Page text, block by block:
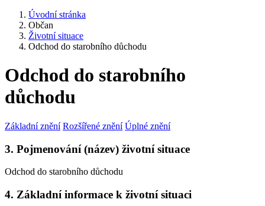
Úvodní stránka
Občan
Životní situace
Odchod do starobního důchodu
Odchod do starobního
důchodu
Základní znění Rozšířené znění Úplné znění
3. Pojmenování (název) životní situace
Odchod do starobního důchodu
4. Základní informace k životní situaci